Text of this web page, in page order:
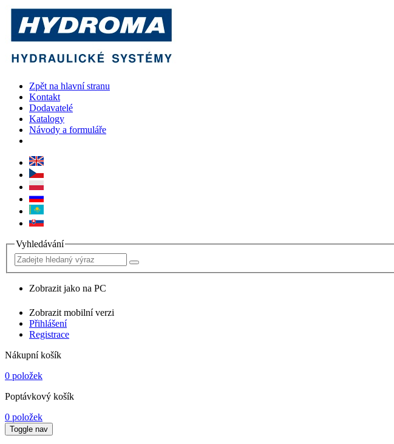
Zpět na hlavní stranu
Kontakt
Dodavatelé
Katalogy
Návody a formuláře
Vyhledávání
Zobrazit jako na PC
Zobrazit mobilní verzi
Přihlášení
Registrace
Nákupní košík
0 položek
Poptávkový košík
0 položek
Toggle nav